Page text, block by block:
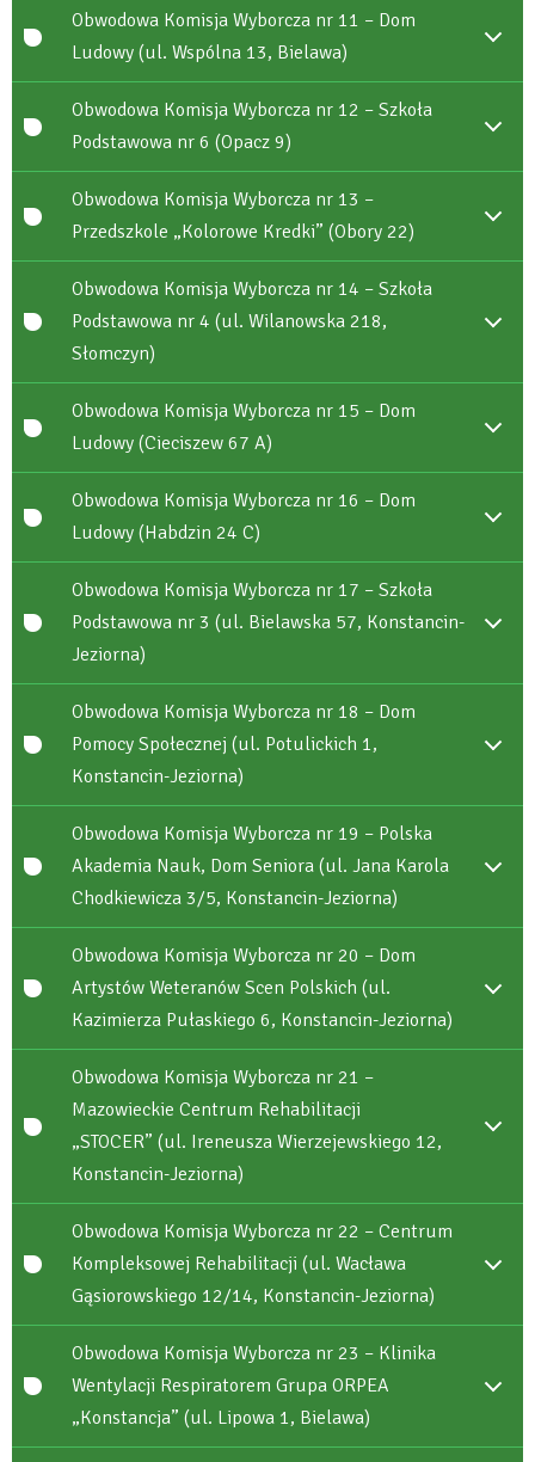
Obwodowa Komisja Wyborcza nr 11 – Dom
Ludowy (ul. Wspólna 13, Bielawa)
Obwodowa Komisja Wyborcza nr 12 – Szkoła
Podstawowa nr 6 (Opacz 9)
Obwodowa Komisja Wyborcza nr 13 –
Przedszkole „Kolorowe Kredki” (Obory 22)
Obwodowa Komisja Wyborcza nr 14 – Szkoła
Podstawowa nr 4 (ul. Wilanowska 218,
Słomczyn)
Obwodowa Komisja Wyborcza nr 15 – Dom
Ludowy (Cieciszew 67 A)
Obwodowa Komisja Wyborcza nr 16 – Dom
Ludowy (Habdzin 24 C)
Obwodowa Komisja Wyborcza nr 17 – Szkoła
Podstawowa nr 3 (ul. Bielawska 57, Konstancin-
Jeziorna)
Obwodowa Komisja Wyborcza nr 18 – Dom
Pomocy Społecznej (ul. Potulickich 1,
Konstancin-Jeziorna)
Obwodowa Komisja Wyborcza nr 19 – Polska
Akademia Nauk, Dom Seniora (ul. Jana Karola
Chodkiewicza 3/5, Konstancin-Jeziorna)
Obwodowa Komisja Wyborcza nr 20 – Dom
Artystów Weteranów Scen Polskich (ul.
Kazimierza Pułaskiego 6, Konstancin-Jeziorna)
Obwodowa Komisja Wyborcza nr 21 –
Mazowieckie Centrum Rehabilitacji
„STOCER” (ul. Ireneusza Wierzejewskiego 12,
Konstancin-Jeziorna)
Obwodowa Komisja Wyborcza nr 22 – Centrum
Kompleksowej Rehabilitacji (ul. Wacława
Gąsiorowskiego 12/14, Konstancin-Jeziorna)
Obwodowa Komisja Wyborcza nr 23 – Klinika
Wentylacji Respiratorem Grupa ORPEA
„Konstancja” (ul. Lipowa 1, Bielawa)